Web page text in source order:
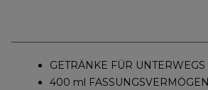
GETRÄNKE FÜR UNTERWEGS
400 ml FASSUNGSVERMÖGEN